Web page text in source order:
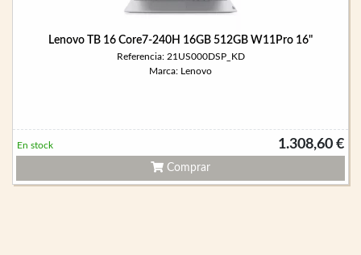
Lenovo TB 16 Core7-240H 16GB 512GB W11Pro 16"
Referencia: 21US000DSP_KD
Marca: Lenovo
1.308,60 €
En stock
Comprar